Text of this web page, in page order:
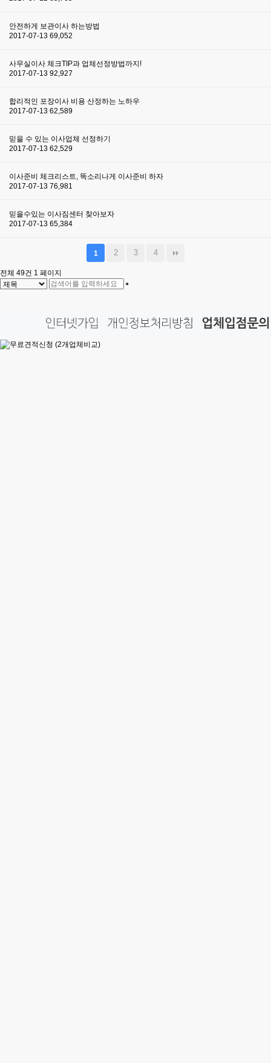
안전하게 보관이사 하는방법
2017-07-13 69,052
사무실이사 체크TIP과 업체선정방법까지!
2017-07-13 92,927
합리적인 포장이사 비용 산정하는 노하우
2017-07-13 62,589
믿을 수 있는 이사업체 선정하기
2017-07-13 62,529
이사준비 체크리스트, 똑소리나게 이사준비 하자
2017-07-13 76,981
믿을수있는 이사짐센터 찾아보자
2017-07-13 65,384
1 2 3 4
전체 49건 1 페이지